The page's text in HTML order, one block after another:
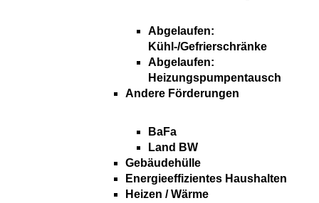
Abgelaufen:
Kühl-/Gefrierschränke
Abgelaufen:
Heizungspumpentausch
Andere Förderungen
BaFa
Land BW
Gebäudehülle
Energieeffizientes Haushalten
Heizen / Wärme